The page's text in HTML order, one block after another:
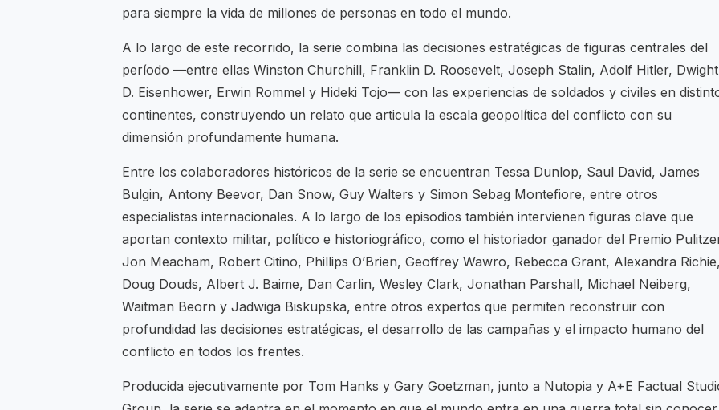
para siempre la vida de millones de personas en todo el mundo.
A lo largo de este recorrido, la serie combina las decisiones estratégicas de figuras centrales del
período —entre ellas Winston Churchill, Franklin D. Roosevelt, Joseph Stalin, Adolf Hitler, Dwight
D. Eisenhower, Erwin Rommel y Hideki Tojo— con las experiencias de soldados y civiles en
continentes, construyendo un relato que articula la escala geopolítica del conflicto con su
dimensión profundamente humana.
Entre los colaboradores históricos de la serie se encuentran Tessa Dunlop, Saul David, James
Bulgin, Antony Beevor, Dan Snow, Guy Walters y Simon Sebag Montefiore, entre otros
especialistas internacionales. A lo largo de los episodios también intervienen figuras clave que
aportan contexto militar, político e historiográfico, como el historiador ganador del Premio
Jon Meacham, Robert Citino, Phillips O’Brien, Geoffrey Wawro, Rebecca Grant, Alexandra Richie,
Doug Douds, Albert J. Baime, Dan Carlin, Wesley Clark, Jonathan Parshall, Michael Neiberg,
Waitman Beorn y Jadwiga Biskupska, entre otros expertos que permiten reconstruir con
profundidad las decisiones estratégicas, el desarrollo de las campañas y el impacto humano del
conflicto en todos los frentes.
Producida ejecutivamente por Tom Hanks y Gary Goetzman, junto a Nutopia y A+E Factual